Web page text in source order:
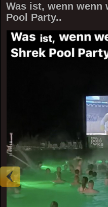
Was ist, wenn wenn
Pool Party..